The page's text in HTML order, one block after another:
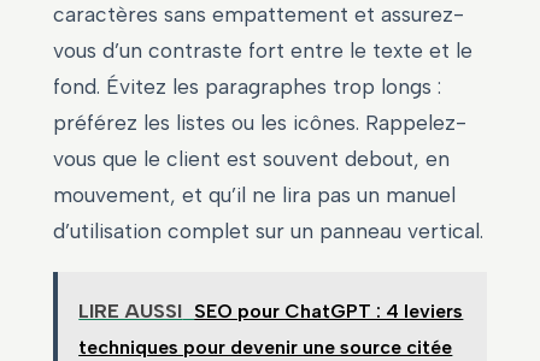
caractères sans empattement et assurez-
vous d’un contraste fort entre le texte et le
fond. Évitez les paragraphes trop longs :
préférez les listes ou les icônes. Rappelez-
vous que le client est souvent debout, en
mouvement, et qu’il ne lira pas un manuel
d’utilisation complet sur un panneau vertical.
LIRE AUSSI SEO pour ChatGPT : 4 leviers
techniques pour devenir une source citée